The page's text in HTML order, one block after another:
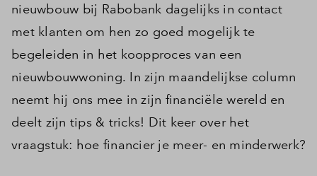
nieuwbouw bij Rabobank dagelijks in contact
met klanten om hen zo goed mogelijk te
begeleiden in het koopproces van een
nieuwbouwwoning. In zijn maandelijkse column
neemt hij ons mee in zijn financiële wereld en
deelt zijn tips & tricks! Dit keer over het
vraagstuk: hoe financier je meer- en minderwerk?